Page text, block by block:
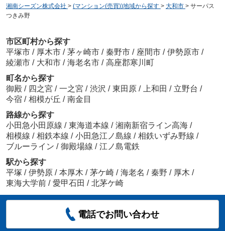
湘南シーズン株式会社 > (マンション(売買))地域から探す > 大和市 > サーパス
つきみ野
市区町村から探す
平塚市 / 厚木市 / 茅ヶ崎市 / 秦野市 / 座間市 / 伊勢原市 /
綾瀬市 / 大和市 / 海老名市 / 高座郡寒川町
町名から探す
御殿 / 四之宮 / 一之宮 / 渋沢 / 東田原 / 上和田 / 立野台 /
今宿 / 相模が丘 / 南金目
路線から探す
小田急小田原線 / 東海道本線 / 湘南新宿ライン高海 /
相模線 / 相鉄本線 / 小田急江ノ島線 / 相鉄いずみ野線 /
ブルーライン / 御殿場線 / 江ノ島電鉄
駅から探す
平塚 / 伊勢原 / 本厚木 / 茅ケ崎 / 海老名 / 秦野 / 厚木 /
東海大学前 / 愛甲石田 / 北茅ケ崎
電話でお問い合わせ